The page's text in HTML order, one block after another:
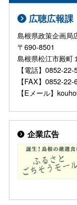
広聴広報課
島根県政策企画局
〒690-8501
島根県松江市
【電話】0852-22-
【FAX】0852-22-
【Eメール】
企業広告